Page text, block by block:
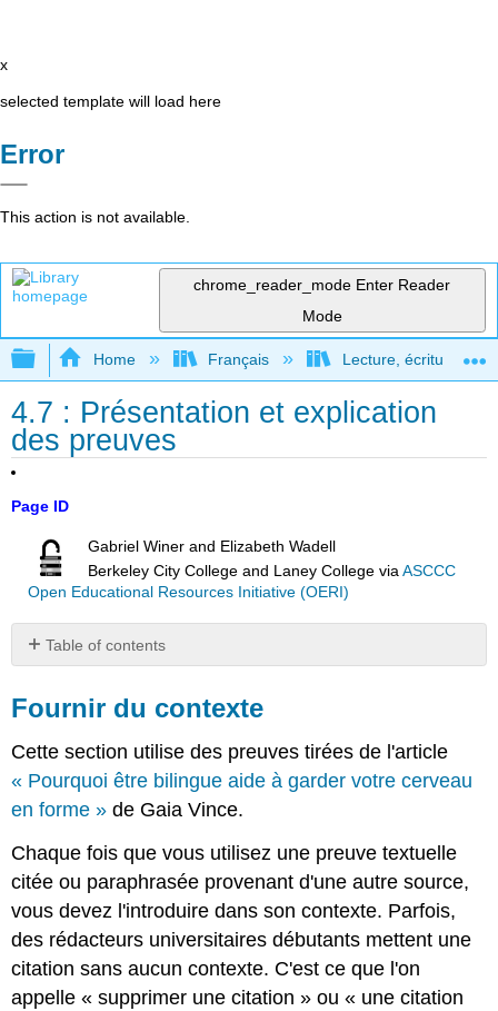
x
selected template will load here
Error
This action is not available.
chrome_reader_mode Enter Reader
Mode
Expand/collapse global hierarchy
Home Français Lecture, écriture,
4.7 : Présentation et explication
des preuves
Page ID
Gabriel Winer and Elizabeth Wadell
Berkeley City College and Laney College viaASCCC
Open Educational Resources Initiative (OERI)
Table of contents
contexte
Comparaison
de
citations
dans
exemple
de
paragraphe
Utiliser
termes
de
Fournir du contexte
Cette section utilise des preuves tirées de l'article
« Pourquoi être bilingue aide à garder votre cerveau
en forme » de Gaia Vince.
Chaque fois que vous utilisez une preuve textuelle
citée ou paraphrasée provenant d'une autre source,
vous devez l'introduire dans son contexte. Parfois,
des rédacteurs universitaires débutants mettent une
citation sans aucun contexte. C'est ce que l'on
appelle « supprimer une citation » ou « une citation